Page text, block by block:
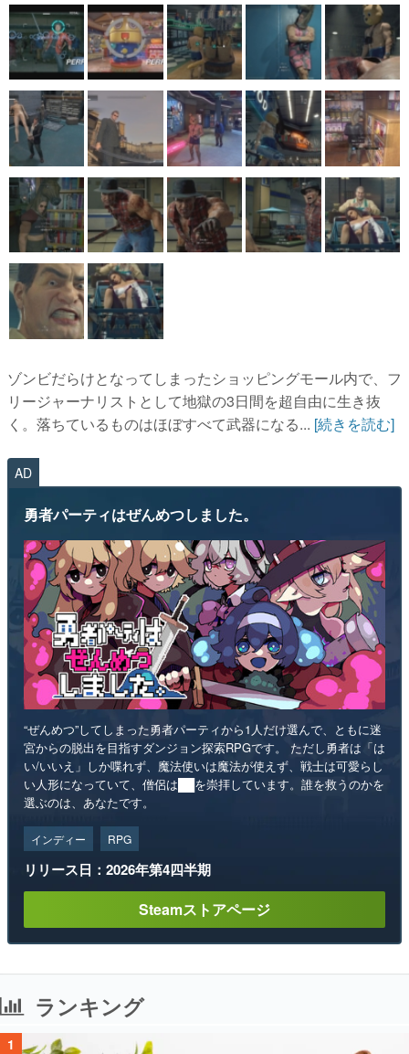
ゾンビだらけとなってしまったショッピングモール内で、フ
リージャーナリストとして地獄の3日間を超自由に生き抜
く。落ちているものはほぼすべて武器になる... [続きを読む]
AD
勇者パーティはぜんめつしました。
“ぜんめつ”してしまった勇者パーティから1人だけ選んで、ともに迷
宮からの脱出を目指すダンジョン探索RPGです。 ただし勇者は「は
い/いいえ」しか喋れず、魔法使いは魔法が使えず、戦士は可愛らし
い人形になっていて、僧侶は██を崇拝しています。誰を救うのかを
選ぶのは、あなたです。
インディー RPG
リリース日：2026年第4四半期
Steamストアページ
ランキング
1